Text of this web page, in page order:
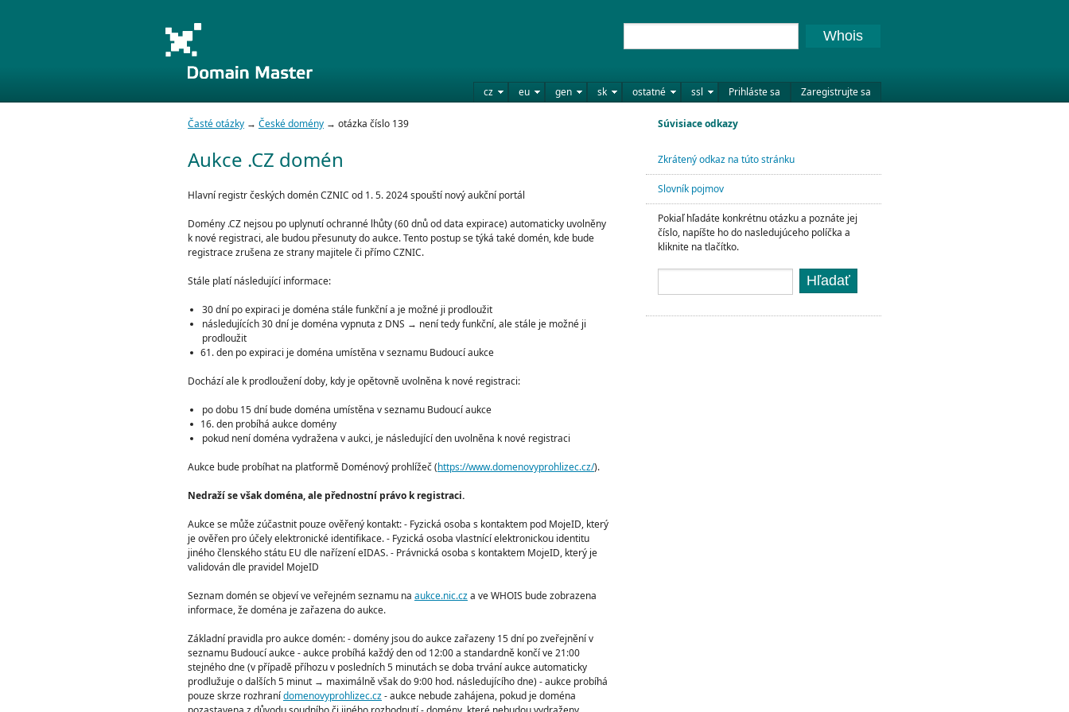
cz eu gen sk ostatné ssl Prihláste sa Zaregistrujte sa
Whois
Súvisiace odkazy
Zkrátený odkaz na túto stránku
Slovník pojmov
Pokiaľ hľadáte konkrétnu otázku a poznáte jej
číslo, napíšte ho do nasledujúceho políčka a
kliknite na tlačítko.
Hľadať
Časté otázky → České domény → otázka číslo 139
Aukce .CZ domén
Hlavní registr českých domén CZNIC od 1. 5. 2024 spouští nový aukční portál
Domény .CZ nejsou po uplynutí ochranné lhůty (60 dnů od data expirace) automaticky uvolněny
k nové registraci, ale budou přesunuty do aukce. Tento postup se týká také domén, kde bude
registrace zrušena ze strany majitele či přímo CZNIC.
Stále platí následující informace:
30 dní po expiraci je doména stále funkční a je možné ji prodloužit
následujících 30 dní je doména vypnuta z DNS → není tedy funkční, ale stále je možné ji
prodloužit
den po expiraci je doména umístěna v seznamu Budoucí aukce
Dochází ale k prodloužení doby, kdy je opětovně uvolněna k nové registraci:
po dobu 15 dní bude doména umístěna v seznamu Budoucí aukce
den probíhá aukce domény
pokud není doména vydražena v aukci, je následující den uvolněna k nové registraci
Aukce bude probíhat na platformě Doménový prohlížeč (https://www.domenovyprohlizec.cz/).
Nedraží se však doména, ale přednostní právo k registraci.
Aukce se může zúčastnit pouze ověřený kontakt: - Fyzická osoba s kontaktem pod MojeID, který
je ověřen pro účely elektronické identifikace. - Fyzická osoba vlastnící elektronickou identitu
jiného členského státu EU dle nařízení eIDAS. - Právnická osoba s kontaktem MojeID, který je
validován dle pravidel MojeID
Seznam domén se objeví ve veřejném seznamu na aukce.nic.cza ve WHOIS bude zobrazena
informace, že doména je zařazena do aukce.
Základní pravidla pro aukce domén: - domény jsou do aukce zařazeny 15 dní po zveřejnění v
seznamu Budoucí aukce - aukce probíhá každý den od 12:00 a standardně končí ve 21:00
stejného dne (v případě příhozu v posledních 5 minutách se doba trvání aukce automaticky
prodlužuje o dalších 5 minut → maximálně však do 9:00 hod. následujícího dne) - aukce probíhá
pouze skrze rozhranídomenovyprohlizec.cz- aukce nebude zahájena, pokud je doména